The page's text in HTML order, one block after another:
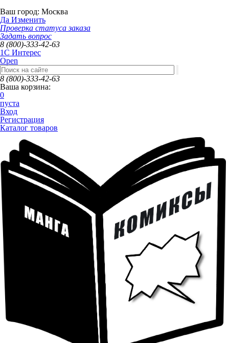
Ваш город: Москва
Да Изменить
Проверка статуса заказа
Задать вопрос
8 (800)-333-42-63
1C Интерес
Open
8 (800)-333-42-63
Ваша корзина:
0
пуста
Вход
Регистрация
Каталог товаров